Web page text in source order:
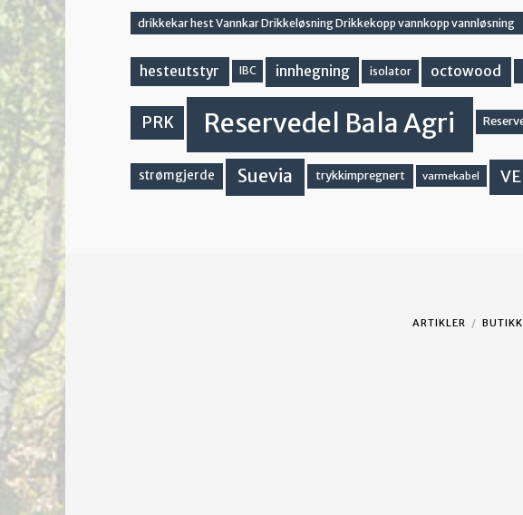
drikkekar hest Vannkar Drikkeløsning Drikkekopp vannkopp vannløsning
hesteutstyr IBC innhegning isolator octowood
PRK Reservedel Bala Agri
strømgjerde Suevia trykkimpregnert varmekabel
ARTIKLER BUTIKK